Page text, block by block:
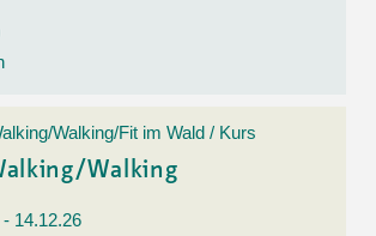
Walking/Fit im Wald / Kurs
Walking
14.12.26